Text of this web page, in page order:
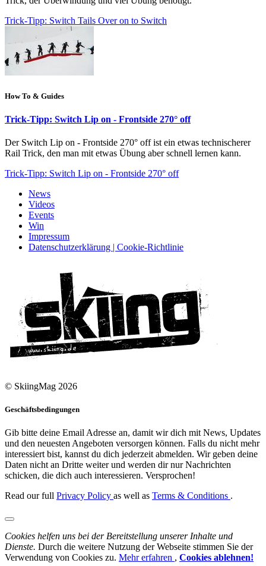
Trick-Tipp: Switch Tails Over on to Switch
How To & Guides
Trick-Tipp: Switch Lip on - Frontside 270° off
Der Switch Lip on - Frontside 270° off ist ein etwas technischerer
Rail Trick, den man mit etwas Übung aber schnell lernen kann.
Trick-Tipp: Switch Lip on - Frontside 270° off
News
Videos
Events
Win
Impressum
Datenschutzerklärung | Cookie-Richtlinie
© SkiingMag 2026
Geschäftsbedingungen
Gib bitte deine Email Adresse an, damit wir dich mit News, Updates
und den neuesten Angeboten versorgen können. Falls du nicht mehr
interessiert bist, kannst du dich jederzeit abmelden. Wir geben deine
Daten nicht an Dritte weiter und werden dir nur Nachrichten
schicken, die dich auch interessieren. Versprochen!
Read our full Privacy Policy as well as Terms & Conditions .
Cookies helfen uns bei der Bereitstellung unserer Inhalte und
Dienste. Durch die weitere Nutzung der Webseite stimmen Sie der
Verwendung von Cookies zu. Mehr erfahren , Cookies ablehnen!